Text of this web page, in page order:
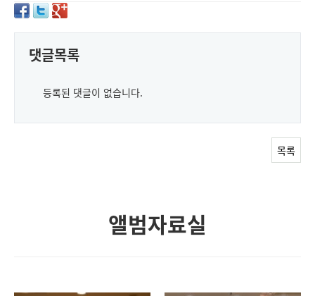
댓글목록
등록된 댓글이 없습니다.
목록
앨범자료실